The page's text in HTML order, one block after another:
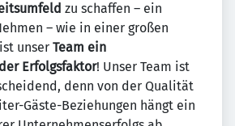
zu schaffen – ein
– wie in einer großen
unser Team ein
Erfolgsfaktor! Unser Team ist
denn von der Qualität
Gäste-Beziehungen hängt ein